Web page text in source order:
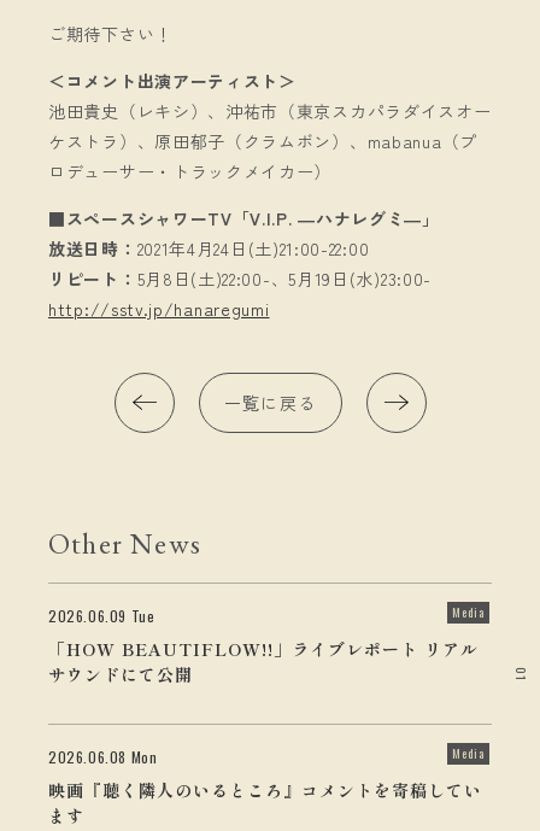
01
ご期待下さい！
＜コメント出演アーティスト＞
池田貴史（レキシ）、沖祐市（東京スカパラダイスオー
ケストラ）、原田郁子（クラムボン）、mabanua（プ
ロデューサー・トラックメイカー）
■スペースシャワーTV「V.I.P. ―ハナレグミ―」
放送日時： 2021年4月24日(土)21:00-22:00
リピート： 5月8日(土)22:00-、5月19日(水)23:00-
http://sstv.jp/hanaregumi
一覧に戻る
Other News
2026.06.09 Tue Media
「HOW BEAUTIFLOW!!」ライブレポート リアル
サウンドにて公開
2026.06.08 Mon Media
映画『聴く隣人のいるところ』コメントを寄稿してい
ます